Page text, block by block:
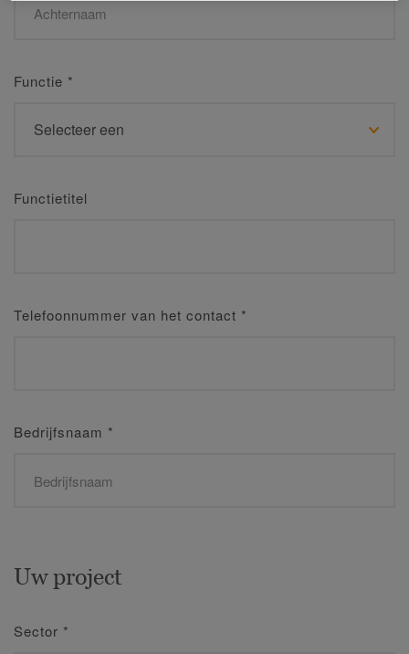
Functie *
Functietitel
Telefoonnummer van het contact *
Bedrijfsnaam *
Uw project
Sector *